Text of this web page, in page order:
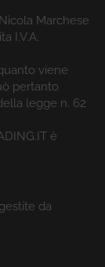
Marchese
I.V.A.
viene
pertanto
legge n. 62
è
da